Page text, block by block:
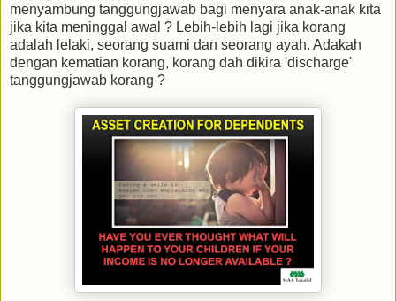
menyambung tanggungjawab bagi menyara anak-anak kita
jika kita meninggal awal ? Lebih-lebih lagi jika korang
adalah lelaki, seorang suami dan seorang ayah. Adakah
dengan kematian korang, korang dah dikira 'discharge'
tanggungjawab korang ?